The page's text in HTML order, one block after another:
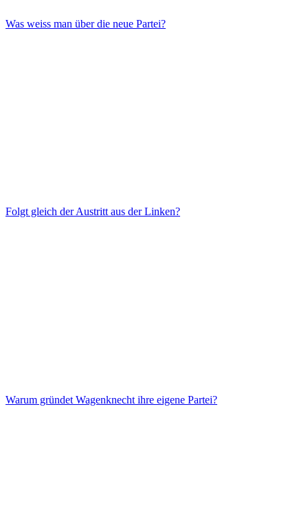
Was weiss man über die neue Partei?
Folgt gleich der Austritt aus der Linken?
Warum gründet Wagenknecht ihre eigene Partei?